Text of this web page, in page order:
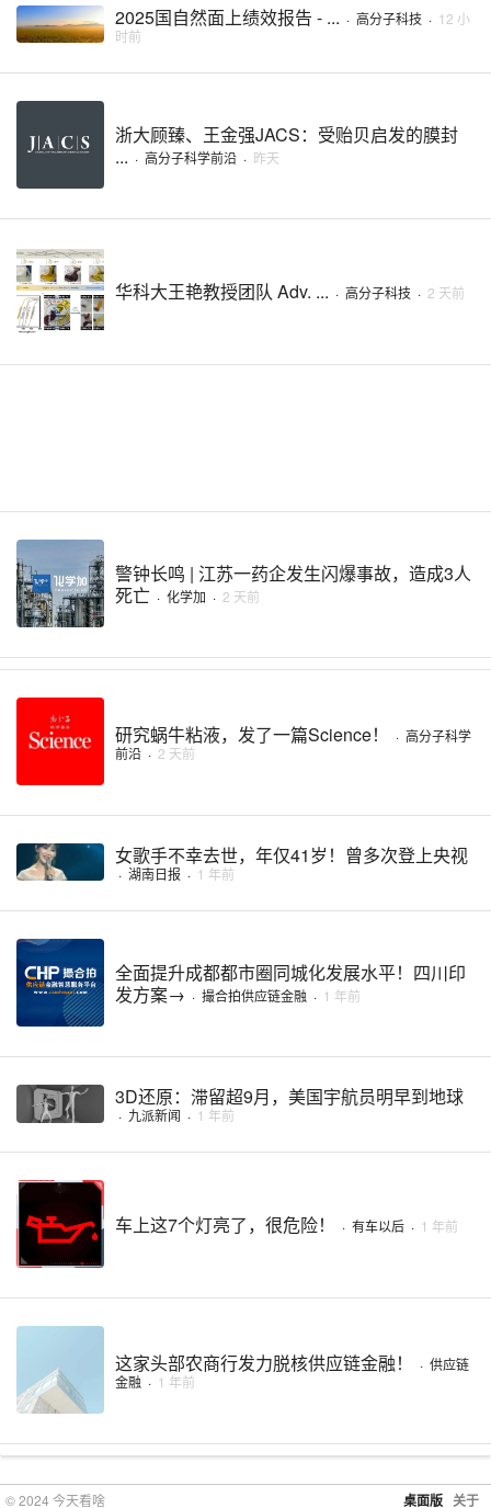
2025国自然面上绩效报告 - ... · 高分子科技 · 12 小
时前
浙大顾臻、王金强‌JACS：受贻贝启发的膜封
... · 高分子科学前沿 · 昨天
华科大王艳教授团队 Adv. ... · 高分子科技 · 2 天前
警钟长鸣 | 江苏一药企发生闪爆事故，造成3人
死亡 · 化学加 · 2 天前
研究蜗牛粘液，发了一篇Science！ · 高分子科学
前沿 · 2 天前
女歌手不幸去世，年仅41岁！曾多次登上央视
· 湖南日报 · 1 年前
全面提升成都都市圈同城化发展水平！四川印
发方案→ · 撮合拍供应链金融 · 1 年前
3D还原：滞留超9月，美国宇航员明早到地球
· 九派新闻 · 1 年前
车上这7个灯亮了，很危险！ · 有车以后 · 1 年前
这家头部农商行发力脱核供应链金融！ · 供应链
金融 · 1 年前
桌面版 关于
© 2024 今天看啥